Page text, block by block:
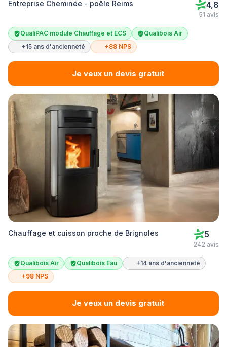
Entreprise Cheminée - poêle Reims 4,8
51 avis
QualiPAC module Chauffage et ECS
Qualibois Air
+15 ans d'ancienneté
+88 NPS
Je veux un devis gratuit
Chauffage et cuisson proche de Brignoles 5
242 avis
Qualibois Air Qualibois Eau
+14 ans d'ancienneté
+98 NPS
Je veux un devis gratuit